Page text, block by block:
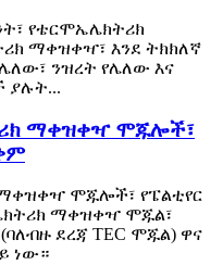
የቴርሞኤሌክትሪክ
ማቀዝቀዣ፣ እንደ ትክክለኛ
ንዝረት የሌለው እና
ያሉት...
ማቀዝቀዣ ሞጁሎች፣
ሞጁሎች፣ የፔልቲየር
ማቀዝቀዣ ሞጁል፣
ደረጃ TEC ሞጁል) ዋና
ነው።